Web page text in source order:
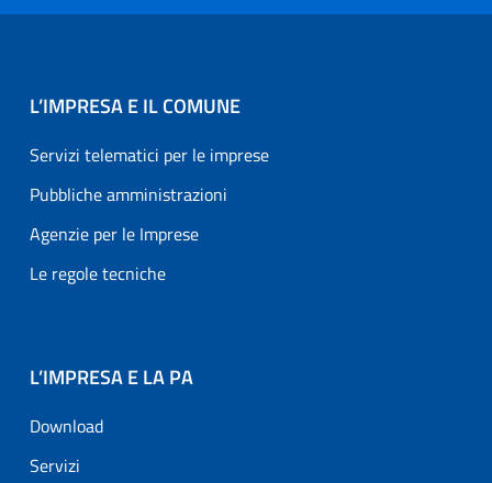
L’IMPRESA E IL COMUNE
Servizi telematici per le imprese
Pubbliche amministrazioni
Agenzie per le Imprese
Le regole tecniche
L’IMPRESA E LA PA
Download
Servizi